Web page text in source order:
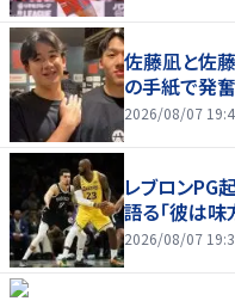
佐藤凪と佐
の手紙で発奮
2026/08/07
レブロンPG
語る「彼は
2026/08/07